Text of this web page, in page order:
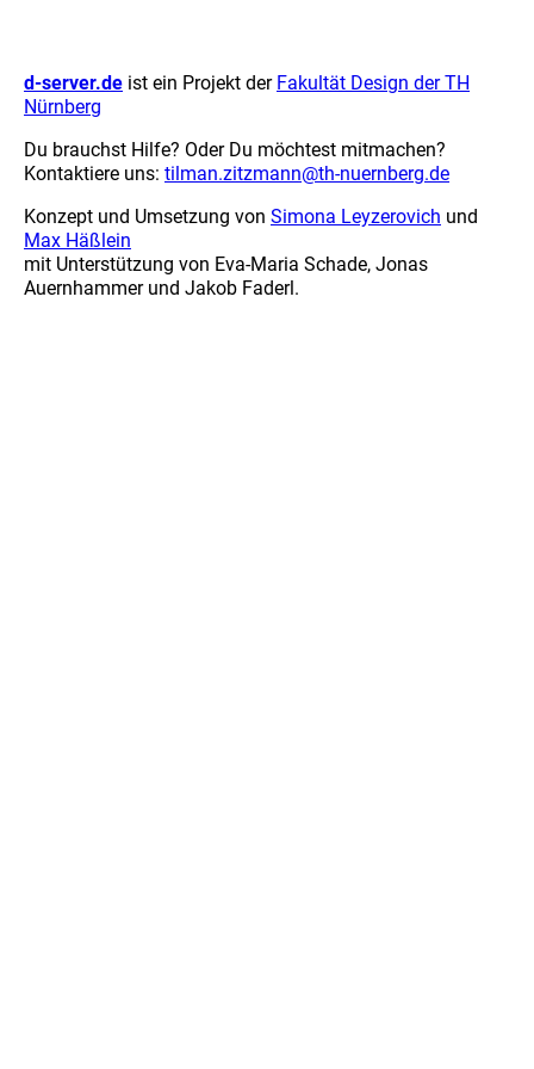
d-server.de ist ein Projekt der Fakultät Design der TH
Nürnberg
Du brauchst Hilfe? Oder Du möchtest mitmachen?
Kontaktiere uns: tilman.zitzmann@th-nuernberg.de
Konzept und Umsetzung von Simona Leyzerovich und
Max Häßlein
mit Unterstützung von Eva-Maria Schade, Jonas
Auernhammer und Jakob Faderl.